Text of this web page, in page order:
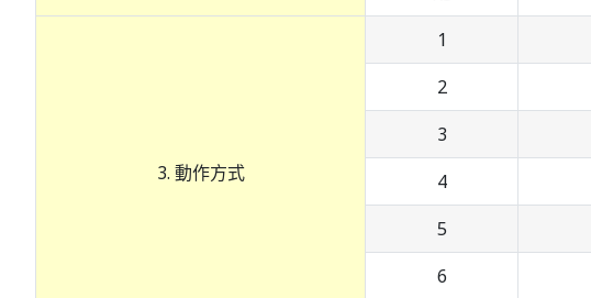
3. 動作方式
1
2
3
4
5
6